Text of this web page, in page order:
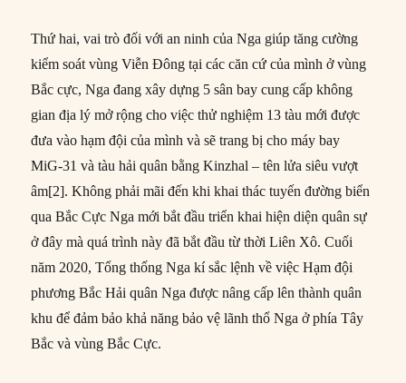
Thứ hai, vai trò đối với an ninh của Nga giúp tăng cường
kiểm soát vùng Viễn Đông tại các căn cứ của mình ở vùng
Bắc cực, Nga đang xây dựng 5 sân bay cung cấp không
gian địa lý mở rộng cho việc thử nghiệm 13 tàu mới được
đưa vào hạm đội của mình và sẽ trang bị cho máy bay
MiG-31 và tàu hải quân bằng Kinzhal – tên lửa siêu vượt
âm[2]. Không phải mãi đến khi khai thác tuyến đường biển
qua Bắc Cực Nga mới bắt đầu triển khai hiện diện quân sự
ở đây mà quá trình này đã bắt đầu từ thời Liên Xô. Cuối
năm 2020, Tổng thống Nga kí sắc lệnh về việc Hạm đội
phương Bắc Hải quân Nga được nâng cấp lên thành quân
khu để đảm bảo khả năng bảo vệ lãnh thổ Nga ở phía Tây
Bắc và vùng Bắc Cực.